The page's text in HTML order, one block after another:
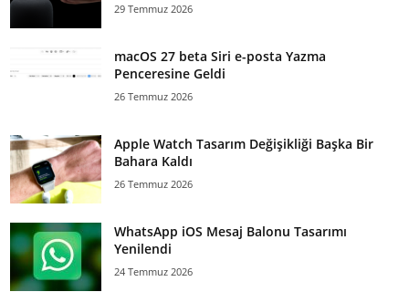
29 Temmuz 2026
macOS 27 beta Siri e-posta Yazma
Penceresine Geldi
26 Temmuz 2026
Apple Watch Tasarım Değişikliği Başka Bir
Bahara Kaldı
26 Temmuz 2026
WhatsApp iOS Mesaj Balonu Tasarımı
Yenilendi
24 Temmuz 2026